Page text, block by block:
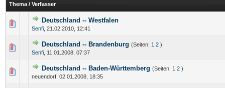
Thema / Verfasser
Deutschland -- Westfalen
Senfi 21.02.2010, 12:41
Deutschland -- Brandenburg (Seiten: 1 2 )
Senfi 11.01.2008, 07:37
Deutschland -- Baden-Württemberg (Seiten: 1 2 )
neuendorf, 02.01.2008, 18:35